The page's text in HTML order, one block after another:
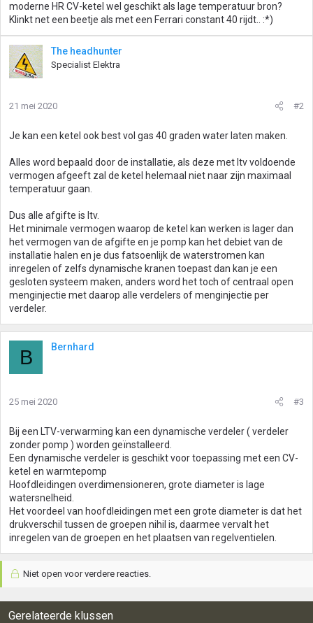
moderne HR CV-ketel wel geschikt als lage temperatuur bron?
Klinkt net een beetje als met een Ferrari constant 40 rijdt.. :*)
The headhunter
Specialist Elektra
21 mei 2020 #2
Je kan een ketel ook best vol gas 40 graden water laten maken.
Alles word bepaald door de installatie, als deze met ltv voldoende
vermogen afgeeft zal de ketel helemaal niet naar zijn maximaal
temperatuur gaan.
Dus alle afgifte is ltv.
Het minimale vermogen waarop de ketel kan werken is lager dan
het vermogen van de afgifte en je pomp kan het debiet van de
installatie halen en je dus fatsoenlijk de waterstromen kan
inregelen of zelfs dynamische kranen toepast dan kan je een
gesloten systeem maken, anders word het toch of centraal open
menginjectie met daarop alle verdelers of menginjectie per
verdeler.
B Bernhard
25 mei 2020 #3
Bij een LTV-verwarming kan een dynamische verdeler ( verdeler
zonder pomp ) worden geïnstalleerd.
Een dynamische verdeler is geschikt voor toepassing met een CV-
ketel en warmtepomp
Hoofdleidingen overdimensioneren, grote diameter is lage
watersnelheid.
Het voordeel van hoofdleidingen met een grote diameter is dat het
drukverschil tussen de groepen nihil is, daarmee vervalt het
inregelen van de groepen en het plaatsen van regelventielen.
Niet open voor verdere reacties.
Gerelateerde klussen